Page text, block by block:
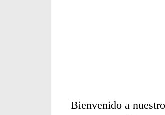
Bienvenido a